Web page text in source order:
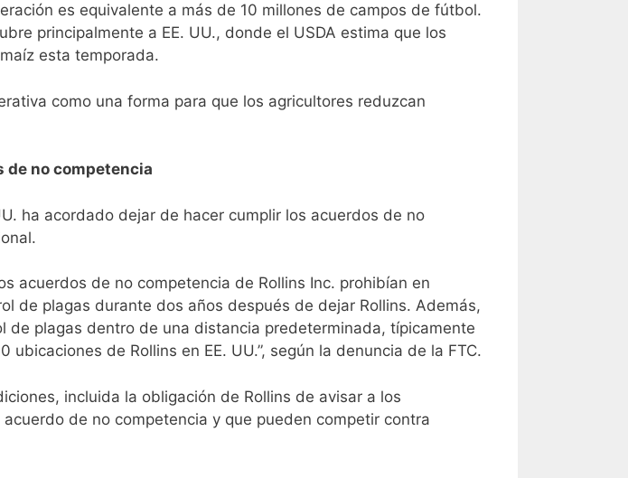
es equivalente a más de 10 millones de campos de fútbol.
principalmente a EE. UU., donde el USDA estima que los
esta temporada.
como una forma para que los agricultores reduzcan
de no competencia
ha acordado dejar de hacer cumplir los acuerdos de no
acuerdos de no competencia de Rollins Inc. prohibían en
de plagas durante dos años después de dejar Rollins. Además,
de plagas dentro de una distancia predeterminada, típicamente
de Rollins en EE. UU.”, según la denuncia de la FTC.
incluida la obligación de Rollins de avisar a los
de no competencia y que pueden competir contra